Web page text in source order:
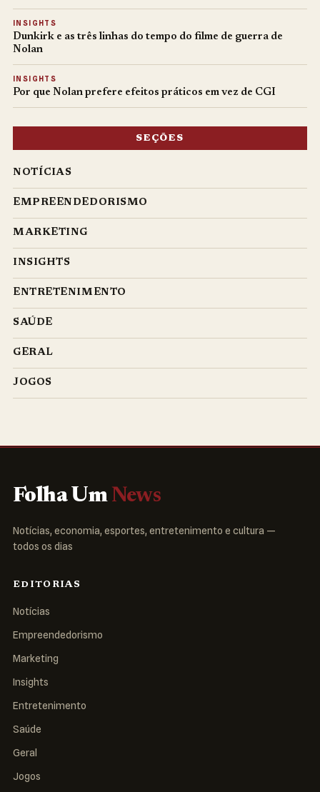
INSIGHTS
Dunkirk e as três linhas do tempo do filme de guerra de
Nolan
INSIGHTS
Por que Nolan prefere efeitos práticos em vez de CGI
SEÇÕES
NOTÍCIAS
EMPREENDEDORISMO
MARKETING
INSIGHTS
ENTRETENIMENTO
SAÚDE
GERAL
JOGOS
Folha Um News
Notícias, economia, esportes, entretenimento e cultura —
todos os dias
EDITORIAS
Notícias
Empreendedorismo
Marketing
Insights
Entretenimento
Saúde
Geral
Jogos